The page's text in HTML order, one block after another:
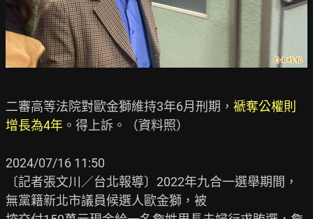
二審高等法院對歐金獅維持3年6月刑期， 褫奪公權則
增長為4年 。得上訴。（資料照）
2024/07/16 11:50
〔記者張文川／台北報導〕2022年九合一選舉期間，
無黨籍新北市議員候選人歐金獅，被